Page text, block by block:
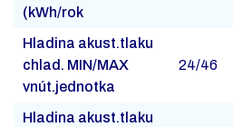
(kWh/rok
Hladina akust.tlaku
chlad. MIN/MAX
vnút.jednotka
24/46
Hladina akust.tlaku